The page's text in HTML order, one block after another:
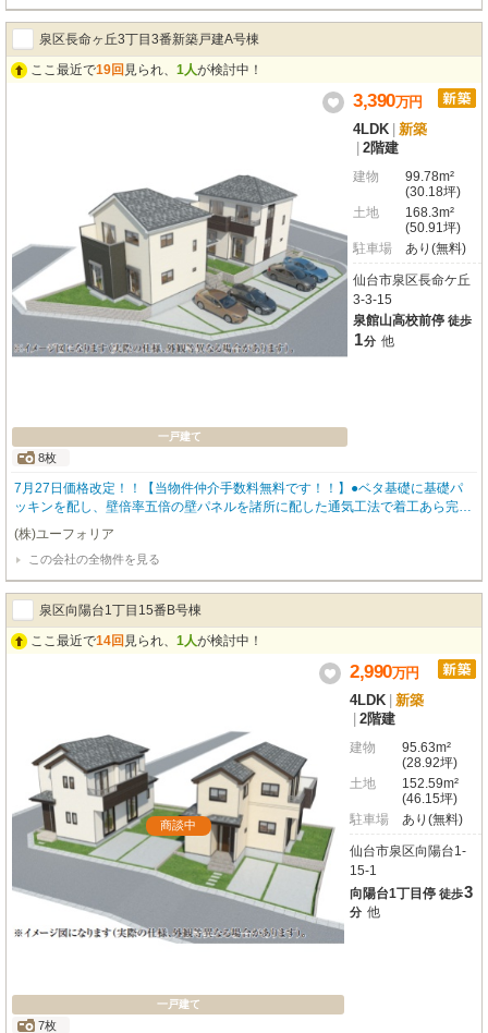
泉区長命ヶ丘3丁目3番新築戸建A号棟
ここ最近で19回 見られ、 1人が検討中！
一戸建て
8枚
3,390万円
4LDK 新築
2階建
建物
99.78m²
(30.18坪)
土地
168.3m²
(50.91坪)
駐車場
あり(無料)
仙台市泉区長命ケ丘
3-3-15
泉館山高校前停 徒歩
1分 他
7月27日価格改定！！【当物件仲介手数料無料です！！】●ベタ基礎に基礎パ
ッキンを配し、壁倍率五倍の壁パネルを諸所に配した通気工法で着工あら完成
まで第三者機関による計四回の検査を通過した物件のみ引き渡している為地震
に強い家です●設計住宅性能評価書あり、建設住宅性能評価書あり、長期優良
住宅（耐震、省エネ性等高い）、フラット35適合証明書あり
(株)ユーフォリア
この会社の全物件を見る
泉区向陽台1丁目15番B号棟
ここ最近で14回 見られ、 1人が検討中！
商談中
一戸建て
7枚
2,990万円
4LDK 新築
2階建
建物
95.63m²
(28.92坪)
土地
152.59m²
(46.15坪)
駐車場
あり(無料)
仙台市泉区向陽台1-
15-1
向陽台1丁目停 徒歩3
分 他